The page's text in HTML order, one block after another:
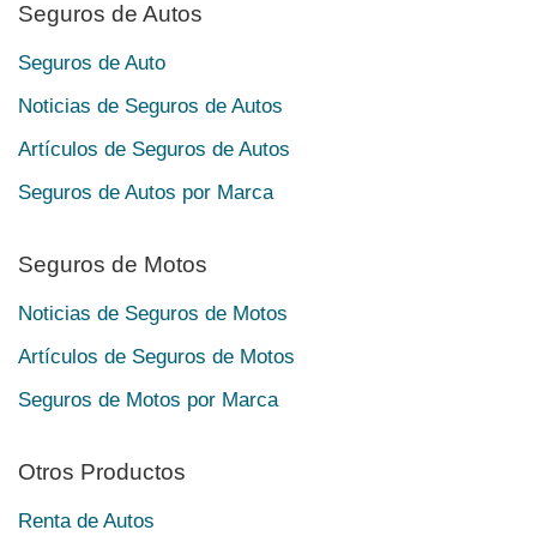
Seguros de Autos
Seguros de Auto
Noticias de Seguros de Autos
Artículos de Seguros de Autos
Seguros de Autos por Marca
Seguros de Motos
Noticias de Seguros de Motos
Artículos de Seguros de Motos
Seguros de Motos por Marca
Otros Productos
Renta de Autos